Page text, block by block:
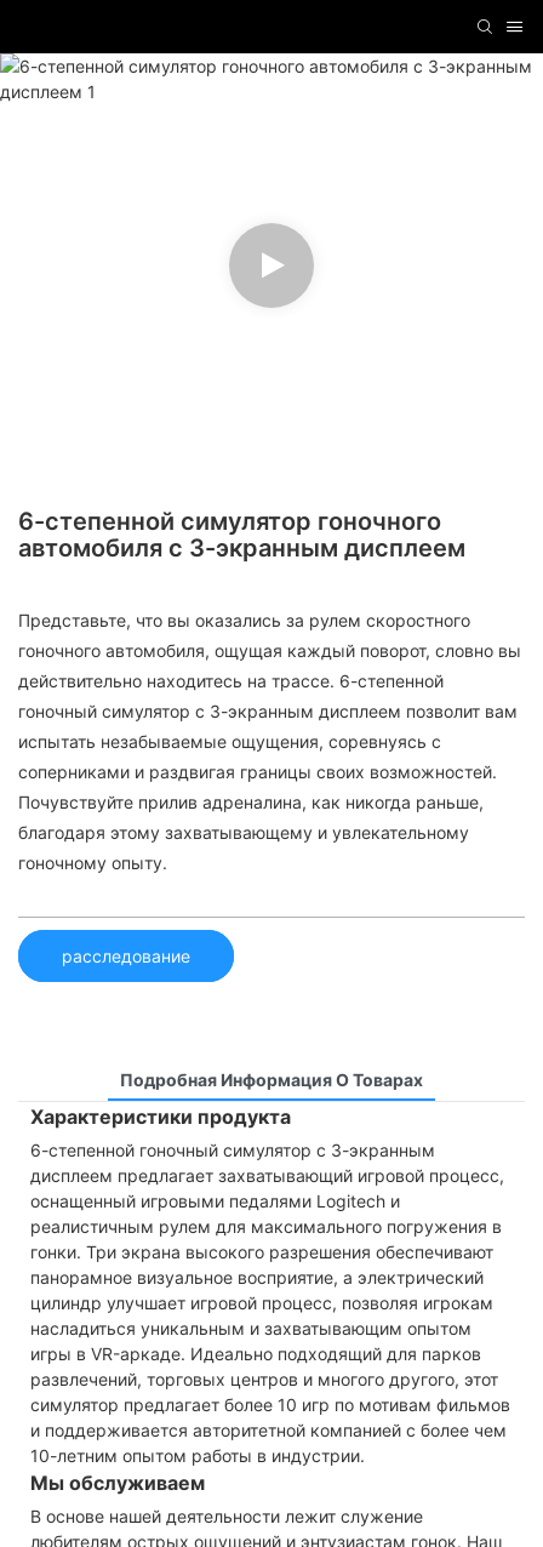
6-степенной симулятор гоночного
автомобиля с 3-экранным дисплеем
Представьте, что вы оказались за рулем скоростного
гоночного автомобиля, ощущая каждый поворот, словно вы
действительно находитесь на трассе. 6-степенной
гоночный симулятор с 3-экранным дисплеем позволит вам
испытать незабываемые ощущения, соревнуясь с
соперниками и раздвигая границы своих возможностей.
Почувствуйте прилив адреналина, как никогда раньше,
благодаря этому захватывающему и увлекательному
гоночному опыту.
расследование
Подробная Информация О Товарах
Характеристики продукта
6-степенной гоночный симулятор с 3-экранным
дисплеем предлагает захватывающий игровой процесс,
оснащенный игровыми педалями Logitech и
реалистичным рулем для максимального погружения в
гонки. Три экрана высокого разрешения обеспечивают
панорамное визуальное восприятие, а электрический
цилиндр улучшает игровой процесс, позволяя игрокам
насладиться уникальным и захватывающим опытом
игры в VR-аркаде. Идеально подходящий для парков
развлечений, торговых центров и многого другого, этот
симулятор предлагает более 10 игр по мотивам фильмов
и поддерживается авторитетной компанией с более чем
10-летним опытом работы в индустрии.
Мы обслуживаем
В основе нашей деятельности лежит служение
любителям острых ощущений и энтузиастам гонок. Наш